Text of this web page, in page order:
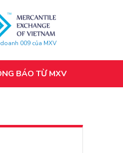
009 của MXV
BÁO TỪ MXV